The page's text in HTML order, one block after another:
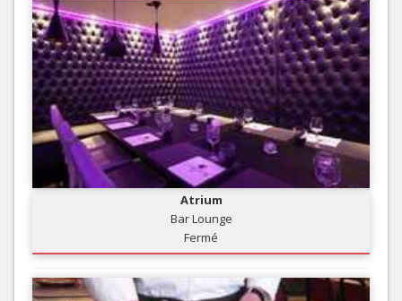
Atrium
Bar Lounge
Fermé